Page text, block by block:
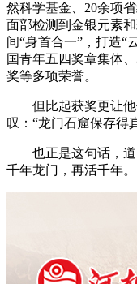
然科学基金、20余项
面部检测到金银元素
间“身首合一”，打造“
国青年五四奖章集体
奖等多项荣誉。
但比起获奖更让
叹：“龙门石窟保存得
也正是这句话，
千年龙门，再活千年。